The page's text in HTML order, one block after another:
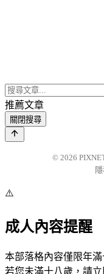
推薦文章
關閉搜尋
© 2026
⚠️
成人內容提醒
本部落格內容僅限年滿
若您未滿十八歲，請立